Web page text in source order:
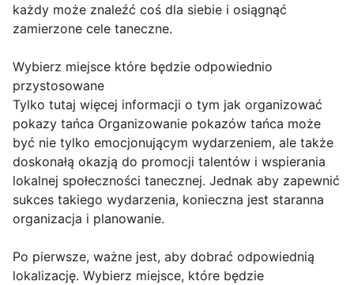
każdy może znaleźć coś dla siebie i osiągnąć
zamierzone cele taneczne.
Wybierz miejsce które będzie odpowiednio
przystosowane
Tylko tutaj więcej informacji o tym jak organizować
pokazy tańca Organizowanie pokazów tańca może
być nie tylko emocjonującym wydarzeniem, ale także
doskonałą okazją do promocji talentów i wspierania
lokalnej społeczności tanecznej. Jednak aby zapewnić
sukces takiego wydarzenia, konieczna jest staranna
organizacja i planowanie.
Po pierwsze, ważne jest, aby dobrać odpowiednią
lokalizację. Wybierz miejsce, które będzie